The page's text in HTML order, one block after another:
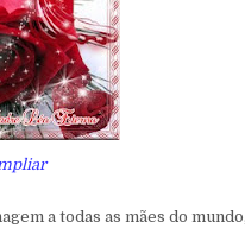
a todas as mães do